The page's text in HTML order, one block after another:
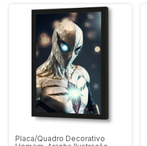
Placa/Quadro Decorativo